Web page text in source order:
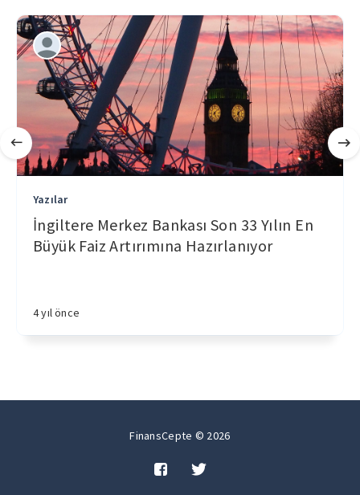
Yazılar
İngiltere Merkez Bankası Son 33 Yılın En
Büyük Faiz Artırımına Hazırlanıyor
4 yıl önce
FinansCepte © 2026